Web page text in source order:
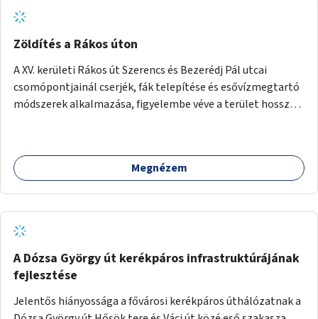
Zöldítés a Rákos úton
A XV. kerületi Rákos út Szerencs és Bezerédj Pál utcai
csomópontjainál cserjék, fák telepítése és esővízmegtartó
módszerek alkalmazása, figyelembe véve a terület hosszú
Megnézem
A Dózsa György út kerékpáros infrastruktúrájának
fejlesztése
Jelentős hiányossága a fővárosi kerékpáros úthálózatnak a